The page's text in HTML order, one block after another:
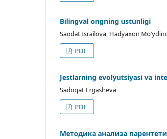
Bilingval ongning ustunligi
Saodat Israilova, Hadyaxon
PDF
Jestlarning evolyutsiyasi va
Sadoqat Ergasheva
PDF
Методика анализа